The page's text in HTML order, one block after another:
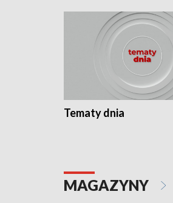
Tematy dnia
MAGAZYNY